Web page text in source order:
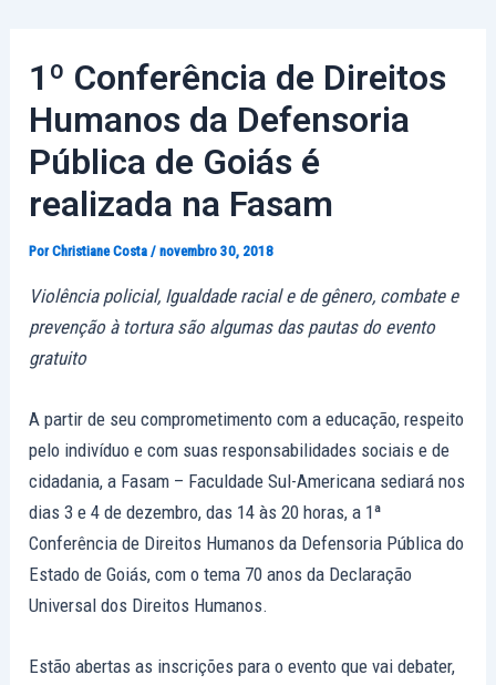
conteúdo
1º Conferência de Direitos
Humanos da Defensoria
Pública de Goiás é
realizada na Fasam
PorChristiane Costa/novembro 30, 2018
Violência policial, Igualdade racial e de gênero, combate e
prevenção à tortura são algumas das pautas do evento
gratuito
A partir de seu comprometimento com a educação, respeito
pelo indivíduo e com suas responsabilidades sociais e de
cidadania, a Fasam – Faculdade Sul-Americana sediará nos
dias 3 e 4 de dezembro, das 14 às 20 horas, a 1ª
Conferência de Direitos Humanos da Defensoria Pública do
Estado de Goiás, com o tema 70 anos da Declaração
Universal dos Direitos Humanos.
Estão abertas as inscrições para o evento que vai debater,